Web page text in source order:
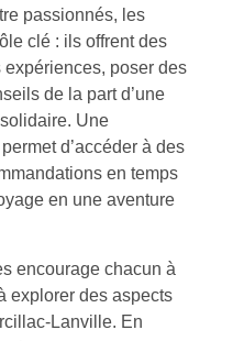
passionnés, les
clé : ils offrent des
poser des
de la part d’une
Une
d’accéder à des
en temps
en une aventure
encourage chacun à
explorer des aspects
Lanville. En